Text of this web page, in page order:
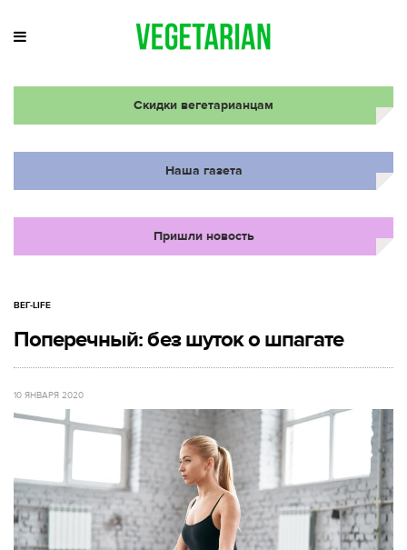
Скидки вегетарианцам
Наша газета
Пришли новость
ВЕГ-LIFE
Поперечный: без шуток о шпагате
10 ЯНВАРЯ 2020